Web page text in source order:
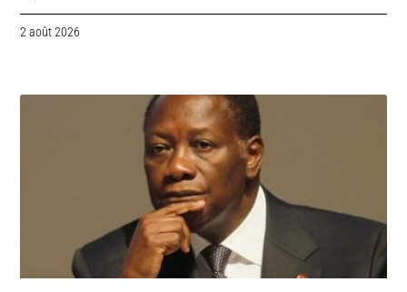
2 août 2026